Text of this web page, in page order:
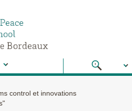
control et innovations